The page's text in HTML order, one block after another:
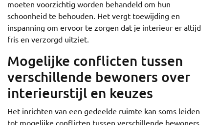
moeten voorzichtig worden behandeld om hun
schoonheid te behouden. Het vergt toewijding en
inspanning om ervoor te zorgen dat je interieur er altijd
fris en verzorgd uitziet.
Mogelijke conflicten tussen
verschillende bewoners over
interieurstijl en keuzes
Het inrichten van een gedeelde ruimte kan soms leiden
tot mogelijke conflicten tussen verschillende bewoners